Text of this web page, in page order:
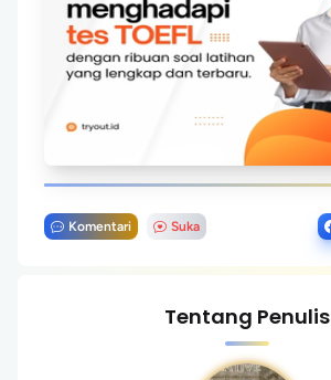
Komentari Suka
Tentang Penulis